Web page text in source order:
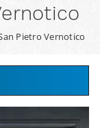
Pietro Vernotico